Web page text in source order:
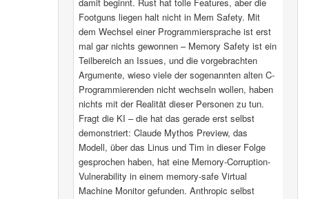
damit beginnt. Rust hat tolle Features, aber die
Footguns liegen halt nicht in Mem Safety. Mit
dem Wechsel einer Programmiersprache ist erst
mal gar nichts gewonnen – Memory Safety ist ein
Teilbereich an Issues, und die vorgebrachten
Argumente, wieso viele der sogenannten alten C-
Programmierenden nicht wechseln wollen, haben
nichts mit der Realität dieser Personen zu tun.
Fragt die KI – die hat das gerade erst selbst
demonstriert: Claude Mythos Preview, das
Modell, über das Linus und Tim in dieser Folge
gesprochen haben, hat eine Memory-Corruption-
Vulnerability in einem memory-safe Virtual
Machine Monitor gefunden. Anthropic selbst